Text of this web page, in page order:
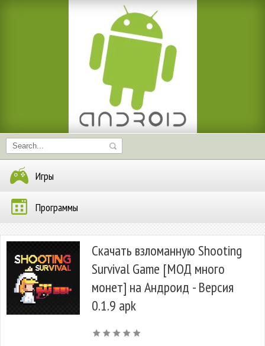
Игры
Программы
Скачать взломанную Shooting
Survival Game [МОД много
монет] на Андроид - Версия
0.1.9 apk